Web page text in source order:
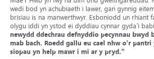
wedi bod yn achubiaeth i lawer, gan gynnig
brisiau is na manwerthwyr. Esboniodd un rhiant
olygu iddi yn ystod ei dyddiau cynnar gyda’i
newydd ddechrau defnyddio pecynnau bwyd
mab bach. Roedd gallu eu cael nhw o’r pantri
siopau yn help mawr i mi ar y pryd.”